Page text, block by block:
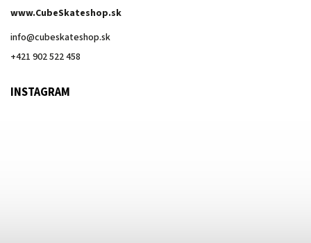
www.CubeSkateshop.sk
info@cubeskateshop.sk
+421 902 522 458
INSTAGRAM